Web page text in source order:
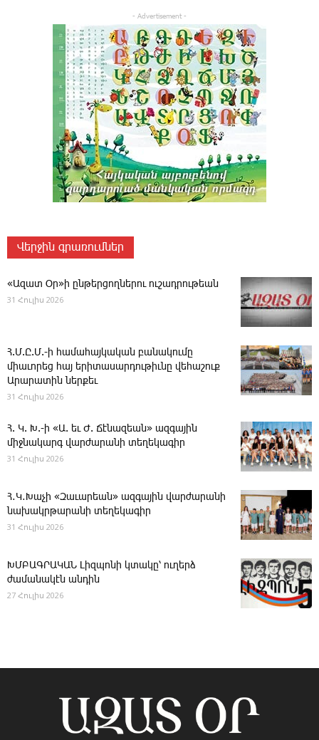
- Advertisement -
Վերջին գրառումներ
«Ազատ Օր»ի ընթերցողներու ուշադրութեան
31 Հուլիս 2026
Հ.Մ.Ը.Մ.-ի համահայկական բանակումը
միաւորեց հայ երիտասարդութիւնը վեհաշուք
Արարատին ներքեւ
31 Հուլիս 2026
Հ. Կ. Խ.-ի «Ա. եւ Ժ. ­Ճէնազեան» ազգային
միջնակարգ վարժարանի տեղեկագիր
31 Հուլիս 2026
Հ․Կ․Խաչի «Զաւարեան» ազգային վարժարանի
նախակրթարանի տեղեկագիր
31 Հուլիս 2026
ԽՄԲԱԳՐԱԿԱՆ ­Լիզպոնի կտակը՝ ուղերձ
ժամանակէն անդին
27 Հուլիս 2026